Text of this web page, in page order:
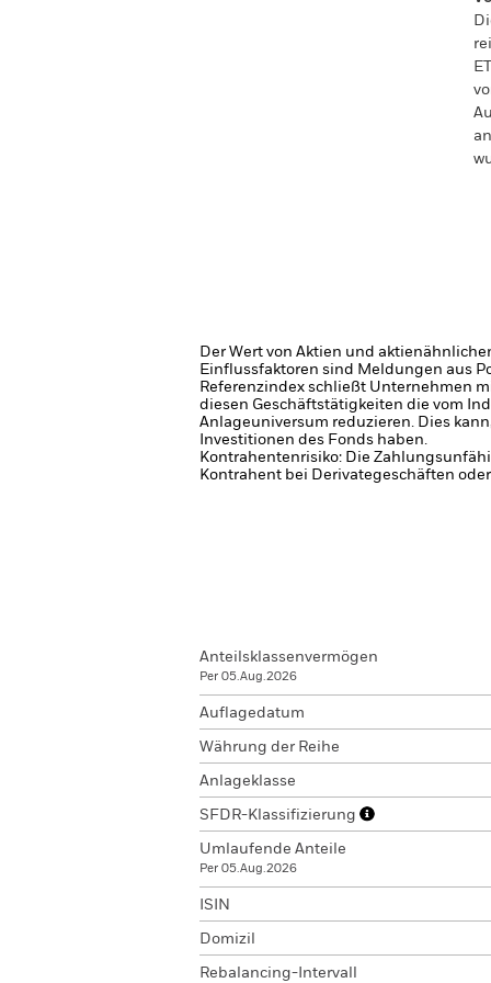
Der Wert von Aktien und
Einflussfaktoren sind Meldungen aus
Referenzindex schließt Unternehmen
diesen Geschäftstätigkeiten die vom
Anlageuniversum reduzieren. Dies
Investitionen des Fonds haben.
Kontrahentenrisiko: Die
Kontrahent bei Derivategeschäften
Anteilsklassenvermögen
Per 05.Aug.2026
Auflagedatum
Währung der Reihe
Anlageklasse
SFDR-Klassifizierung
Umlaufende Anteile
Per 05.Aug.2026
ISIN
Domizil
Rebalancing-Intervall